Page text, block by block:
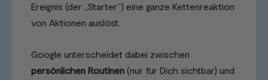
Ereignis (der „Starter“) eine ganze Kettenreaktion
von Aktionen auslöst.
Google unterscheidet dabei zwischen
persönlichen Routinen (nur für Dich sichtbar) und